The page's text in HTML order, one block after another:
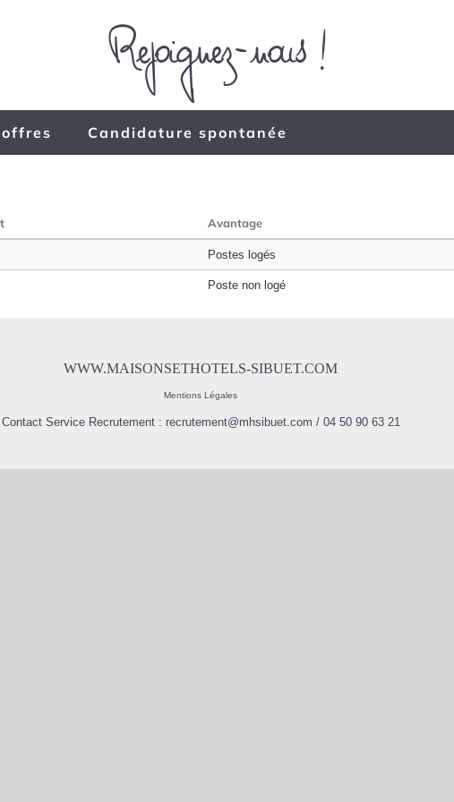
Candidature spontanée
Avantage
Postes logés
Poste non logé
WWW.MAISONSETHOTELS-SIBUET.COM
Mentions Légales
Contact Service Recrutement : recrutement@mhsibuet.com / 04 50 90 63 21